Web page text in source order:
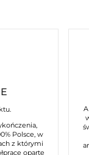
Polsce, w
z którymi
oparte